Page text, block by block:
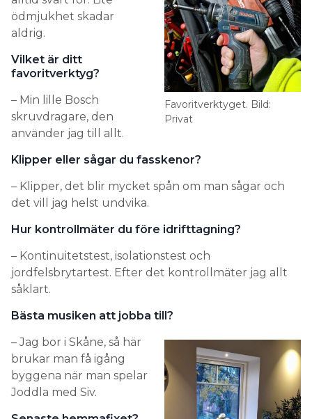
Favoritverktyget. Bild:
Privat
ödmjukhet skadar
aldrig.
Vilket är ditt
favoritverktyg?
– Min lille Bosch
skruvdragare, den
använder jag till allt.
Klipper eller sågar du fasskenor?
– Klipper, det blir mycket spån om man sågar och
det vill jag helst undvika.
Hur kontrollmäter du före idrifttagning?
– Kontinuitetstest, isolationstest och
jordfelsbrytartest. Efter det kontrollmäter jag allt
såklart.
Bästa musiken att jobba till?
– Jag bor i Skåne, så här
brukar man få igång
byggena när man spelar
Joddla med Siv.